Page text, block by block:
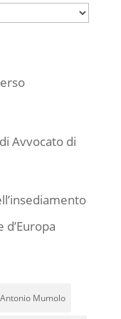
Avvocato di
Antonio Mumolo